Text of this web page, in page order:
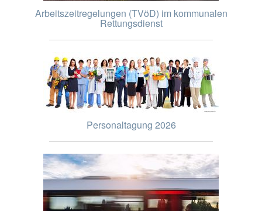
Arbeitszeitregelungen (TVöD) im kommunalen
Rettungsdienst
Personaltagung 2026